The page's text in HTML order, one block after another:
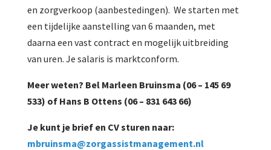
en zorgverkoop (aanbestedingen). We starten met
een tijdelijke aanstelling van 6 maanden, met
daarna een vast contract en mogelijk uitbreiding
van uren. Je salaris is marktconform.
Meer weten? Bel Marleen Bruinsma (06 – 145 69
533) of Hans B Ottens (06 – 831 643 66)
Je kunt je brief en CV sturen naar:
mbruinsma@zorgassistmanagement.nl